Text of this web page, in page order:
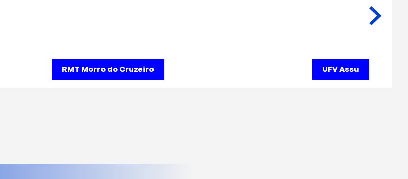
RMT Morro do Cruzeiro UFV Assu